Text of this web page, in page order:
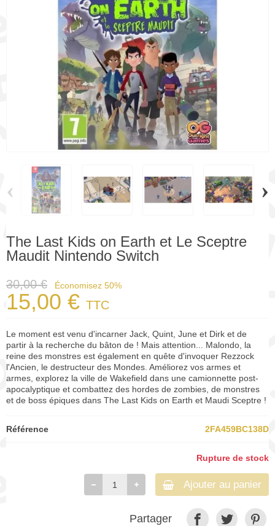
‹ ›
The Last Kids on Earth et Le Sceptre
Maudit Nintendo Switch
30,00 € Économisez 50%
15,00 € TTC
Le moment est venu d'incarner Jack, Quint, June et Dirk et de
partir à la recherche du bâton de ! Mais attention... Malondo, la
reine des monstres est également en quête d'invoquer Rezzock
l'Ancien, le destructeur des Mondes. Améliorez vos armes et
armes, explorez la ville de Wakefield dans une camionnette post-
apocalyptique et combattez des hordes de zombies, de monstres
et de boss épiques dans The Last Kids on Earth et Maudi Sceptre !
Référence 2FA459BC138D
Rupture de stock
Ajouter au panier
Partager